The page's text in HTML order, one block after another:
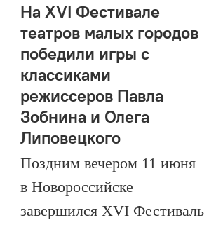
На XVI Фестивале
театров малых городов
победили игры с
классиками
режиссеров Павла
Зобнина и Олега
Липовецкого
Поздним вечером 11 июня
в Новороссийске
завершился XVI Фестиваль